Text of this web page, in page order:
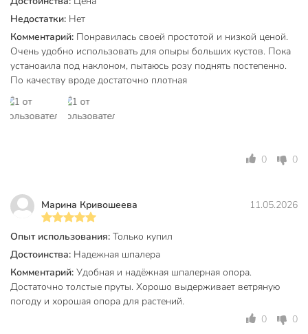
Материал
Цвет
зеленый
Тип
шпалера
для клематисов
Модель
Лесенка-трапеция
Вес в упаковке
Габариты упаковки
Недостатки: Нет
Комментарий: Понравилась своей простотой и низкой ценой.
Очень удобно использовать для опыры больших кустов. Пока
устаноаила под наклоном, пытаюсь розу поднять постепенно.
По качеству вроде достаточно плотная
0 0
Марина Кривошеева 11.05.2026
Опыт использования: Только купил
Достоинства: Надежная шпалера
Комментарий: Удобная и надёжная шпалерная опора.
Достаточно толстые пруты. Хорошо выдерживает ветряную
погоду и хорошая опора для растений.
0
0